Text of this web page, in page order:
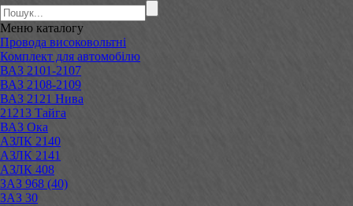
Меню каталогу
Провода високовольтні
Комплект для автомобілю
ВАЗ 2101-2107
ВАЗ 2108-2109
ВАЗ 2121 Нива
21213 Тайга
ВАЗ Ока
АЗЛК 2140
АЗЛК 2141
АЗЛК 408
ЗАЗ 968 (40)
ЗАЗ 30